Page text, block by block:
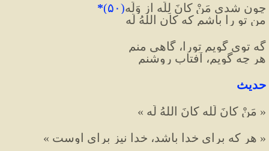
چون شدی مَنْ کانَ لِلَه از وَلَه(۵۰)
*
من تو را باشم که کان اللهُ لَه
گه توی گویم تورا، گاهی منم
هر چه گویم، آفتابِ روشنم
حدیث
« مَنْ كانَ لَله كانَ اللهُ لَه »
« هر که برای خدا باشد، خدا نیز برای اوست »